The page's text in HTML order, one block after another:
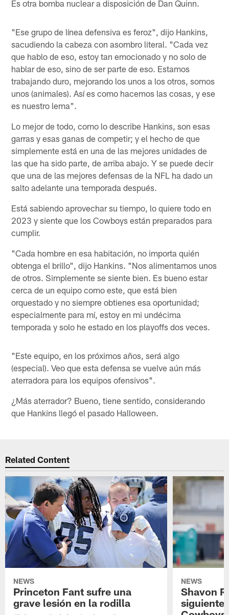
Es otra bomba nuclear a disposición de Dan Quinn.
"Ese grupo de línea defensiva es feroz", dijo Hankins,
sacudiendo la cabeza con asombro literal. "Cada vez
que hablo de eso, estoy tan emocionado y no solo de
hablar de eso, sino de ser parte de eso. Estamos
trabajando duro, mejorando los unos a los otros, somos
unos (animales). Así es como hacemos las cosas, y ese
es nuestro lema".
Lo mejor de todo, como lo describe Hankins, son esas
garras y esas ganas de competir; y el hecho de que
simplemente está en una de las mejores unidades de
las que ha sido parte, de arriba abajo. Y se puede decir
que una de las mejores defensas de la NFL ha dado un
salto adelante una temporada después.
Está sabiendo aprovechar su tiempo, lo quiere todo en
2023 y siente que los Cowboys están preparados para
cumplir.
"Cada hombre en esa habitación, no importa quién
obtenga el brillo", dijo Hankins. "Nos alimentamos unos
de otros. Simplemente se siente bien. Es bueno estar
cerca de un equipo como este, que está bien
orquestado y no siempre obtienes esa oportunidad;
especialmente para mí, estoy en mi undécima
temporada y solo he estado en los playoffs dos veces.
"Este equipo, en los próximos años, será algo
(especial). Veo que esta defensa se vuelve aún más
aterradora para los equipos ofensivos".
¿Más aterrador? Bueno, tiene sentido, considerando
que Hankins llegó el pasado Halloween.
Related Content
NEWS
Princeton Fant sufre una
grave lesión en la rodilla
NEWS
Shavon
siguiente